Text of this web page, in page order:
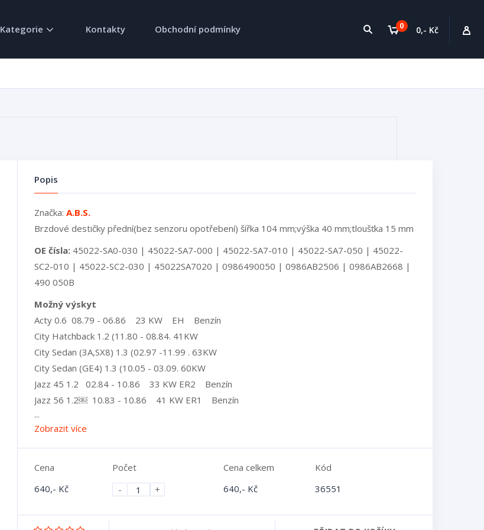
0 0,- Kč
Kategorie Kontakty Obchodní podmínky
Popis
Značka:A.B.S.
Brzdové destičky přední(bez senzoru opotřebení) šířka 104 mm;výška 40 mm;tloušťka 15 mm
OE čísla: 45022-SA0-030 | 45022-SA7-000 | 45022-SA7-010 | 45022-SA7-050 | 45022-
SC2-010 | 45022-SC2-030 | 45022SA7020 | 0986490050 | 0986AB2506 | 0986AB2668 |
490 050B
Možný výskyt
Acty 0.6 08.79 - 06.86 23 KW EH Benzín
City Hatchback 1.2 (11.80 - 08.84. 41KW
City Sedan (3A,SX8) 1.3 (02.97 -11.99 . 63KW
City Sedan (GE4) 1.3 (10.05 - 03.09. 60KW
Jazz 45 1.2 02.84 - 10.86 33 KW ER2 Benzín
Jazz 56 1.2￼ 10.83 - 10.86 41 KW ER1 Benzín
...
Zobrazit více
Cena
640,- Kč
Počet
-
+
Cena celkem
640,- Kč
Kód
36551